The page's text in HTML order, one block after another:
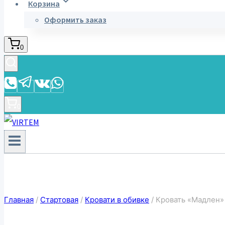
Корзина
Оформить заказ
0
Главная / Стартовая / Кровати в обивке / Кровать